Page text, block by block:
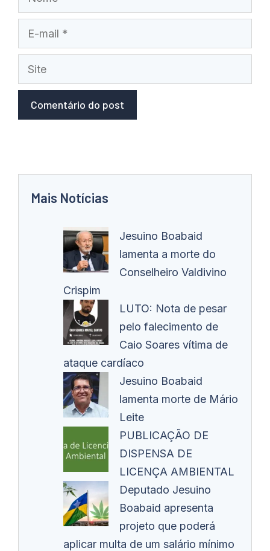
mail
Site
Mais Notícias
Jesuino Boabaid
lamenta a morte do
Conselheiro Valdivino
Crispim
LUTO: Nota de pesar
pelo falecimento de
Caio Soares vítima de
ataque cardíaco
Jesuino Boabaid
lamenta morte de Mário
Leite
PUBLICAÇÃO DE
DISPENSA DE
LICENÇA AMBIENTAL
Deputado Jesuino
Boabaid apresenta
projeto que poderá
aplicar multa de um salário mínimo